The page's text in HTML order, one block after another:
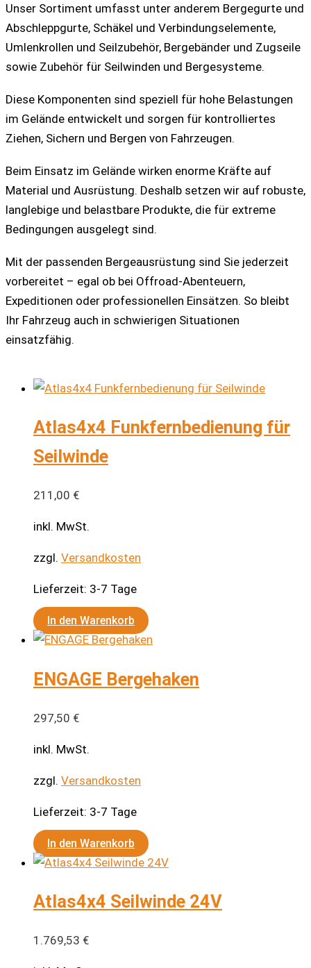
Unser Sortiment umfasst unter anderem Bergegurte und
Abschleppgurte, Schäkel und Verbindungselemente,
Umlenkrollen und Seilzubehör, Bergebänder und Zugseile
sowie Zubehör für Seilwinden und Bergesysteme.
Diese Komponenten sind speziell für hohe Belastungen
im Gelände entwickelt und sorgen für kontrolliertes
Ziehen, Sichern und Bergen von Fahrzeugen.
Beim Einsatz im Gelände wirken enorme Kräfte auf
Material und Ausrüstung. Deshalb setzen wir auf robuste,
langlebige und belastbare Produkte, die für extreme
Bedingungen ausgelegt sind.
Mit der passenden Bergeausrüstung sind Sie jederzeit
vorbereitet – egal ob bei Offroad-Abenteuern,
Expeditionen oder professionellen Einsätzen. So bleibt
Ihr Fahrzeug auch in schwierigen Situationen
einsatzfähig.
Atlas4x4 Funkfernbedienung für
Seilwinde
211,00 €
inkl. MwSt.
zzgl. Versandkosten
Lieferzeit: 3-7 Tage
In den Warenkorb
ENGAGE Bergehaken
297,50 €
inkl. MwSt.
zzgl. Versandkosten
Lieferzeit: 3-7 Tage
In den Warenkorb
Atlas4x4 Seilwinde 24V
1.769,53 €